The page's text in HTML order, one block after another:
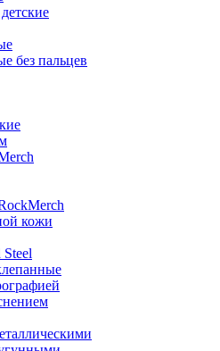
без пальцев
кожи